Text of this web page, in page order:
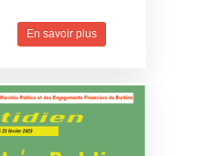
En savoir plus